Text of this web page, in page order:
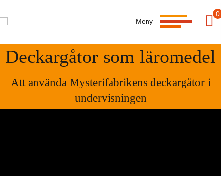
Meny
0
Deckargåtor som läromedel
Att använda Mysterifabrikens deckargåtor i
undervisningen